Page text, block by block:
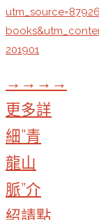
201901
→→→→
更多詳
細”青
龍山
脈”介
紹請點